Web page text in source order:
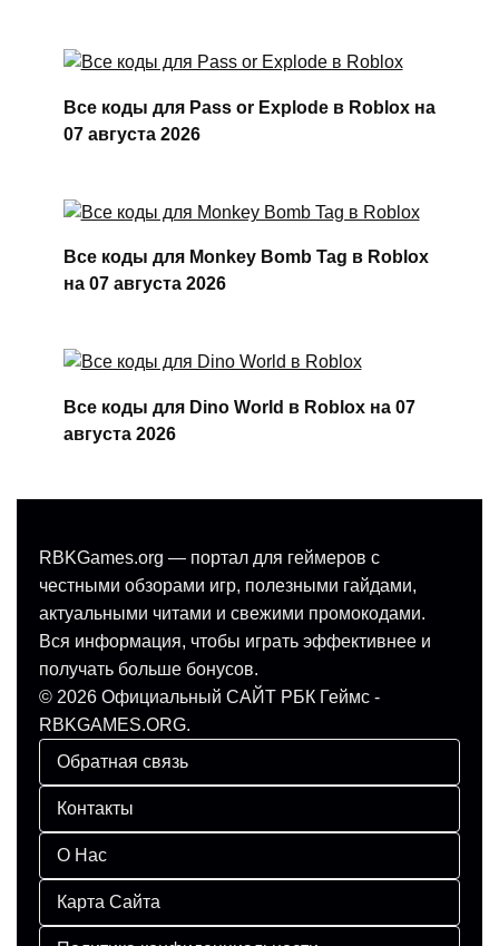
Все коды для Pass or Explode в Roblox на
07 августа 2026
Все коды для Monkey Bomb Tag в Roblox
на 07 августа 2026
Все коды для Dino World в Roblox на 07
августа 2026
RBKGames.org — портал для геймеров с
честными обзорами игр, полезными гайдами,
актуальными читами и свежими промокодами.
Вся информация, чтобы играть эффективнее и
получать больше бонусов.
© 2026 Официальный САЙТ РБК Геймс -
RBKGAMES.ORG.
Обратная связь
Контакты
О Нас
Карта Сайта